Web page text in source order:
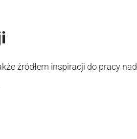
źródłem inspiracji do pracy nad